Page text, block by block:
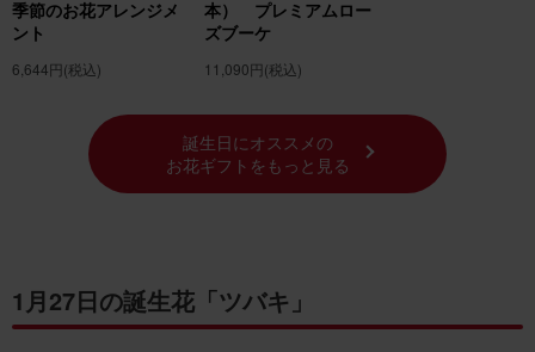
季節のお花アレンジメ
ント
6,644円(税込)
本） プレミアムロー
ズブーケ
11,090円(税込)
誕生日にオススメの
お花ギフトをもっと見る
1月27日の誕生花「ツバキ」